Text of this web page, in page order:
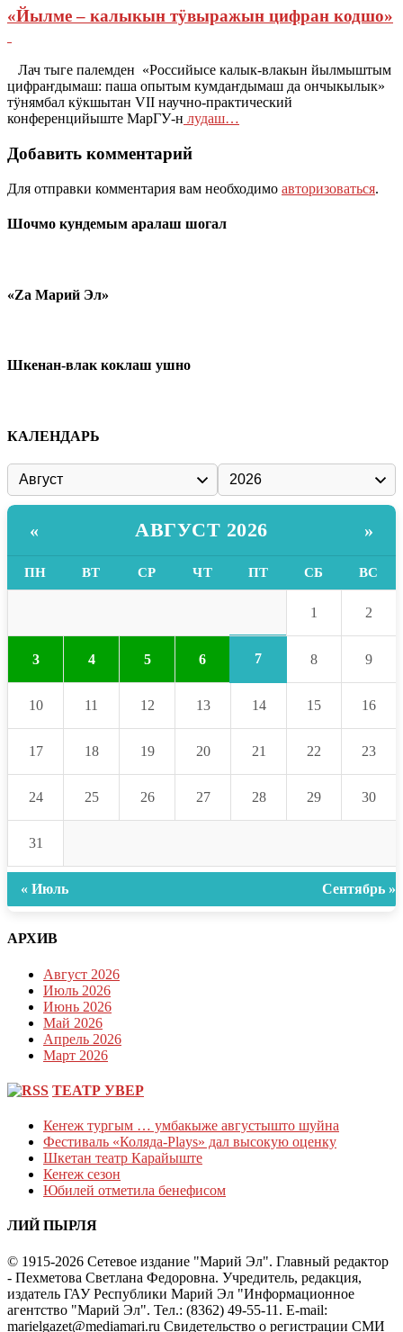
«Йылме – калыкын тӱвыражын цифран кодшо»
Лач тыге палемден «Российысе калык-влакын йылмыштым
цифраҥдымаш: паша опытым кумдаҥдымаш да ончыкылык»
тӱнямбал кӱкшытан VII научно-практический
конференцийыште МарГУ-н лудаш…
Добавить комментарий
Для отправки комментария вам необходимо авторизоваться.
Шочмо кундемым аралаш шогал
«Zа Марий Эл»
Шкенан-влак коклаш ушно
КАЛЕНДАРЬ
« АВГУСТ 2026 »
ПН ВТ СР ЧТ ПТ СБ ВС
1 2
3 4 5 6 7 8 9
10 11 12 13 14 15 16
17 18 19 20 21 22 23
24 25 26 27 28 29 30
31
« Июль Сентябрь »
АРХИВ
Август 2026
Июль 2026
Июнь 2026
Май 2026
Апрель 2026
Март 2026
ТЕАТР УВЕР
Кеҥеж тургым … умбакыже августышто шуйна
Фестиваль «Коляда-Plays» дал высокую оценку
Шкетан театр Карайыште
Кеҥеж сезон
Юбилей отметила бенефисом
ЛИЙ ПЫРЛЯ
© 1915-2026 Сетевое издание "Марий Эл". Главный редактор
- Пехметова Светлана Федоровна. Учредитель, редакция,
издатель ГАУ Республики Марий Эл "Информационное
агентство "Марий Эл". Тел.: (8362) 49-55-11. E-mail:
marielgazet@mediamari.ru Свидетельство о регистрации СМИ